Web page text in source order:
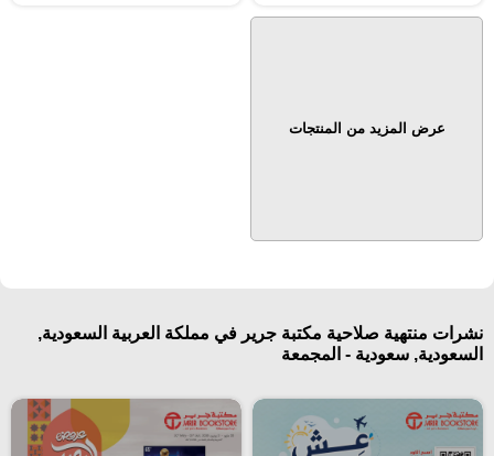
عرض المزيد من المنتجات
نشرات منتهية صلاحية مكتبة جرير في مملكة العربية السعودية,
السعودية, سعودية - المجمعة